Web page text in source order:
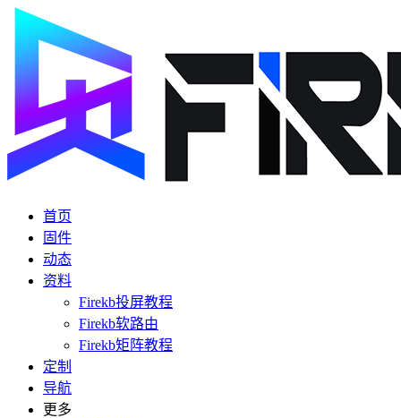
首页
固件
动态
资料
Firekb投屏教程
Firekb软路由
Firekb矩阵教程
定制
导航
更多